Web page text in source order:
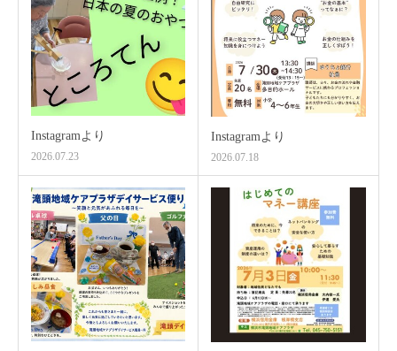
Instagramより
2026.07.23
Instagramより
2026.07.18